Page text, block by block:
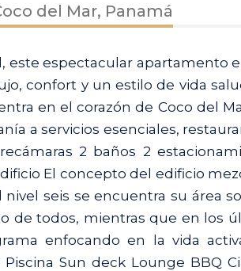
del Mar, Panamá
este espectacular apartamento
confort y un estilo de vida
en el corazón de Coco del
a servicios esenciales,
2 baños 2
El concepto del edificio
seis se encuentra su área
de todos, mientras que en los
enfocando en la vida
Sun deck Lounge BBQ